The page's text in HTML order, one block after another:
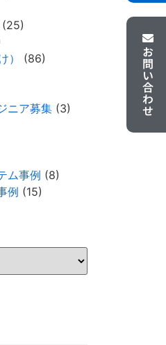
(25)
）
(86)
ニア募集 (3)
ム事例 (8)
例 (15)
お問い合わせ